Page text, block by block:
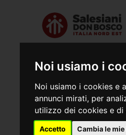
Noi usiamo i
Noi usiamo i cookies e
annunci mirati, per
utilizzo dei cookies e
Accetto Cambia le